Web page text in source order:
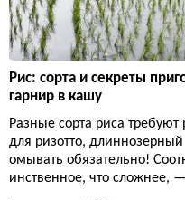
Рис: сорта и секреты
гарнир в кашу
Разные сорта риса
для ризотто,
омывать обязательно!
инственное, что сложнее,